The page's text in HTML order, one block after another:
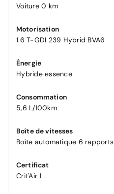
Voiture 0 km
Motorisation
1.6 T-GDI 239 Hybrid BVA6
Énergie
Hybride essence
Consommation
5,6 L/100km
Boîte de vitesses
Boîte automatique 6 rapports
Certificat
Crit'Air 1